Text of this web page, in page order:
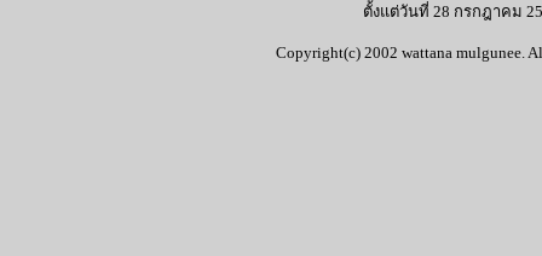
ตั้งแต่วันที่ 28 กรกฎาคม
Copyright(c) 2002 wattana mulgunee.